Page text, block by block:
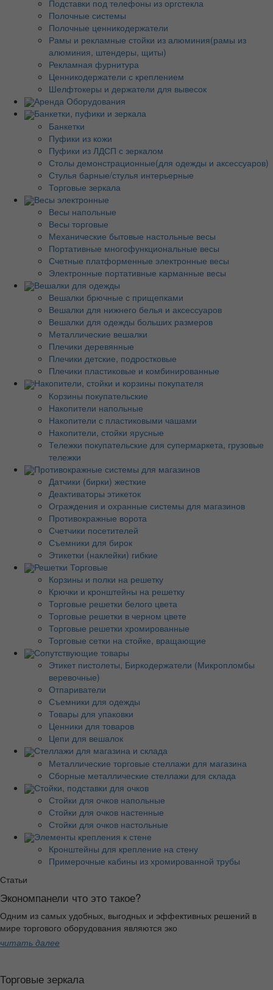
Подставки под телефоны из оргстекла
Полочные системы
Полочные ценникодержатели
Рамы и рекламные стойки из алюминия(рамы из
алюминия, штендеры, щиты)
Рекламная фурнитура
Ценникодержатели с креплением
Шелфтокеры и держатели для вывесок
Аренда Оборудования
Банкетки, пуфики и зеркала
Банкетки
Пуфики из кожи
Пуфики из ЛДСП с зеркалом
Столы демонстрационные(для одежды и аксессуаров)
Стулья барные/стулья интерьерные
Торговые зеркала
Весы электронные
Весы напольные
Весы торговые
Механические бытовые настольные весы
Портативные многофункциональные весы
Счетные платформенные электронные весы
Электронные портативные карманные весы
Вешалки для одежды
Вешалки брючные с прищепками
Вешалки для нижнего белья и аксессуаров
Вешалки для одежды больших размеров
Металлические вешалки
Плечики деревянные
Плечики детские, подростковые
Плечики пластиковые и комбинированные
Накопители, стойки и корзины покупателя
Корзины покупательские
Накопители напольные
Накопители с пластиковыми чашами
Накопители, стойки ярусные
Тележки покупательские для супермаркета, грузовые
тележки
Противокражные системы для магазинов
Датчики (бирки) жесткие
Деактиваторы этикеток
Ограждения и охранные системы для магазинов
Противокражные ворота
Счетчики посетителей
Съемники для бирок
Этикетки (наклейки) гибкие
Решетки Торговые
Корзины и полки на решетку
Крючки и кронштейны на решетку
Торговые решетки белого цвета
Торговые решетки в черном цвете
Торговые решетки хромированные
Торговые сетки на стойке, вращающие
Сопутствующие товары
Этикет пистолеты, Биркодержатели (Микропломбы
веревочные)
Отпариватели
Съемники для одежды
Товары для упаковки
Ценники для товаров
Цепи для вешалок
Стеллажи для магазина и склада
Металлические торговые стеллажи для магазина
Сборные металлические стеллажи для склада
Стойки, подставки для очков
Стойки для очков напольные
Стойки для очков настенные
Стойки для очков настольные
Элементы крепления к стене
Кронштейны для крепление на стену
Примерочные кабины из хромированной трубы
Статьи
Экономпанели что это такое?
Одним из самых удобных, выгодных и эффективных решений в
мире торгового оборудования являются эко
читать далее
Торговые зеркала